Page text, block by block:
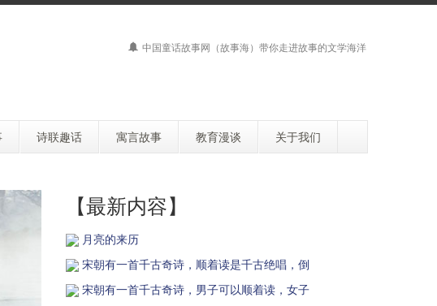
中国童话故事网（故事海）带你走进故事的文学海洋
诗联趣话 寓言故事 教育漫谈 关于我们
【最新内容】
月亮的来历
宋朝有一首千古奇诗，顺着读是千古绝唱，倒
宋朝有一首千古奇诗，男子可以顺着读，女子